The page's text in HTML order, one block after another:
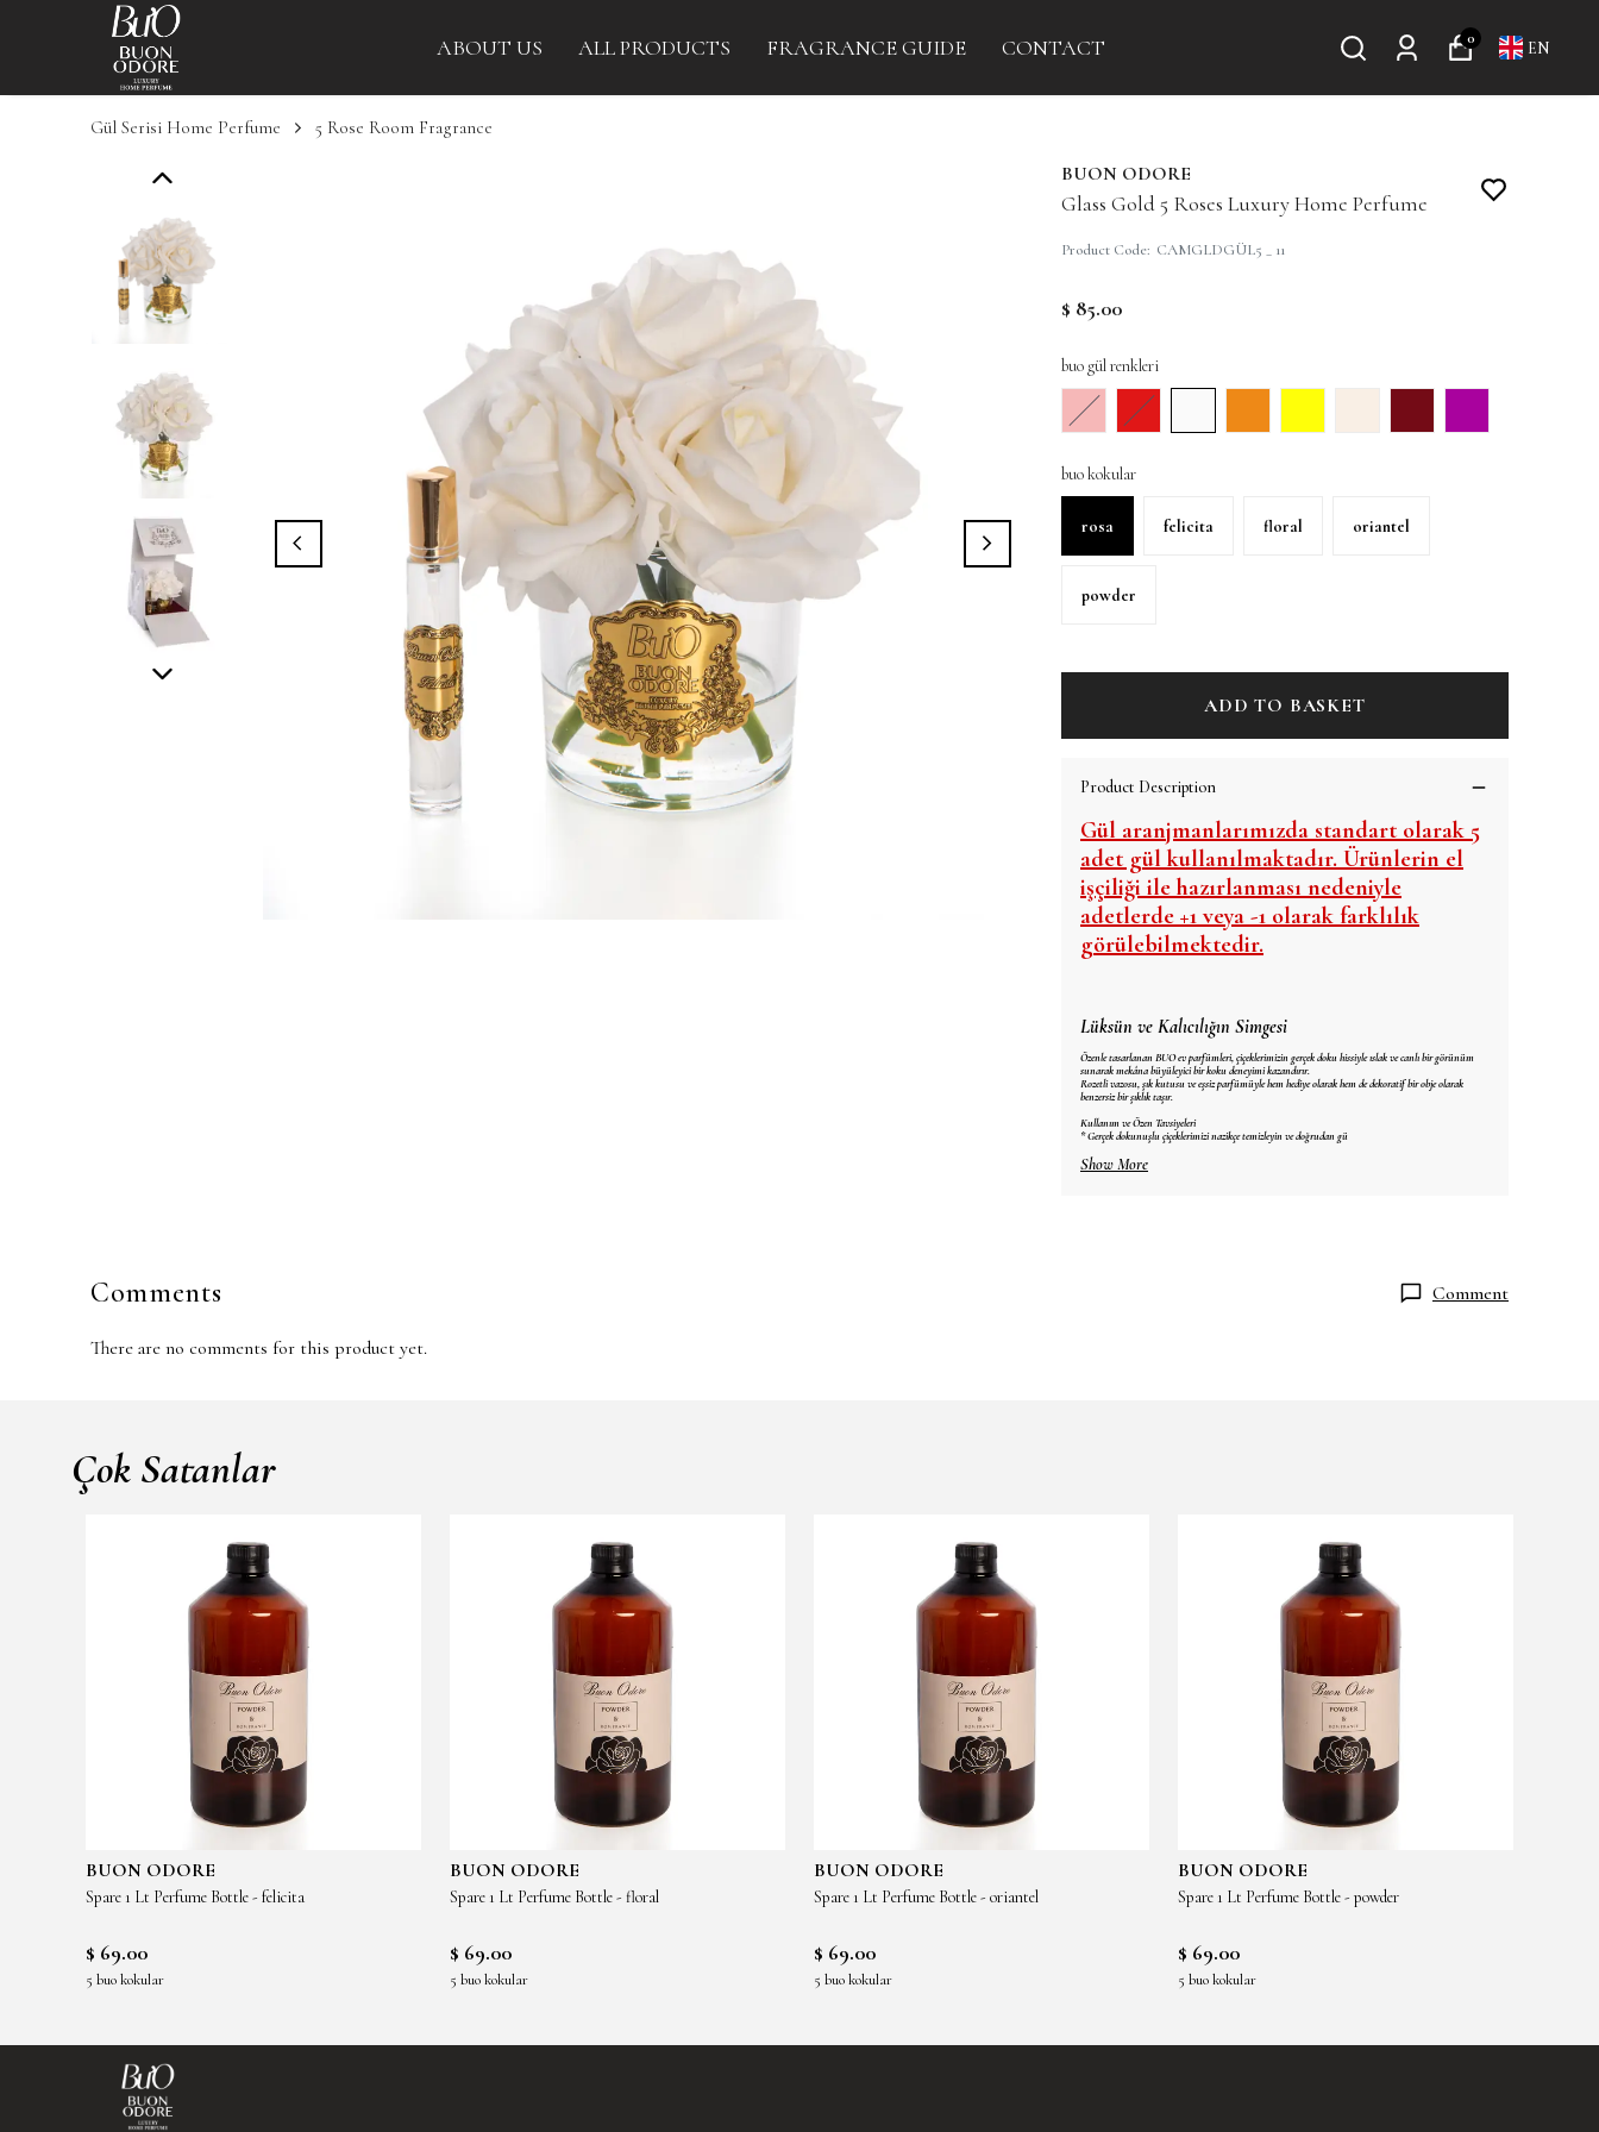
ABOUT US ALL PRODUCTS FRAGRANCE GUIDE CONTACT 0 EN
Gül Serisi Home Perfume 5 Rose Room Fragrance
BUON ODORE
Glass Gold 5 Roses Luxury Home Perfume
Product Code: CAMGLDGÜL5 _ 11
$ 85.00
buo gül renkleri
buo kokular
rosa felicita floral oriantel
powder
ADD TO BASKET
Product Description
Gül aranjmanlarımızda standart olarak 5
adet gül kullanılmaktadır. Ürünlerin el
işçiliği ile hazırlanması nedeniyle
adetlerde +1 veya -1 olarak farklılık
görülebilmektedir.
Lüksün ve Kalıcılığın Simgesi
Özenle tasarlanan BUO ev parfümleri, çiçeklerimizin gerçek doku hissiyle ıslak ve canlı bir görünüm
sunarak mekâna büyüleyici bir koku deneyimi kazandırır.
Rozetli vazosu, şık kutusu ve eşsiz parfümüyle hem hediye olarak hem de dekoratif bir obje olarak
benzersiz bir şıklık taşır.
Kullanım ve Özen Tavsiyeleri
* Gerçek dokunuşlu çiçeklerimizi nazikçe temizleyin ve doğrudan gü
Show More
Comments Comment
There are no comments for this product yet.
Çok Satanlar
BUON ODORE
Spare 1 Lt Perfume Bottle - felicita
$ 69.00
5 buo kokular
BUON ODORE
Spare 1 Lt Perfume Bottle - floral
$ 69.00
5 buo kokular
BUON ODORE
Spare 1 Lt Perfume Bottle - oriantel
$ 69.00
5 buo kokular
BUON ODORE
Spare 1 Lt Perfume Bottle - powder
$ 69.00
5 buo kokular